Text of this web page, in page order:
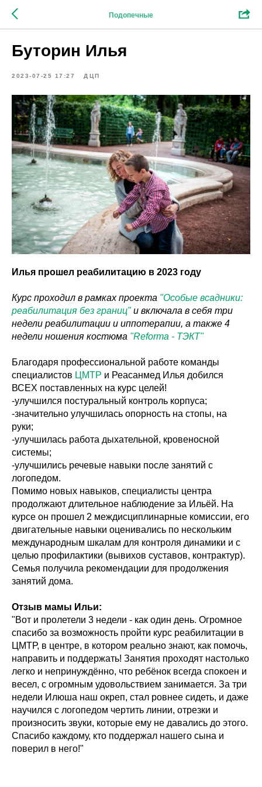
Подопечные
Буторин Илья
2023-07-25 17:27 ДЦП
Илья прошел реабилитацию в 2023 году
Курс проходил в рамках проекта "Особые всадники:
реабилитация без границ"и включала в себя три
недели реабилитации и иппотерапии, а также 4
недели ношения костюма "Reforma - ТЭКТ"
Благодаря профессиональной работе команды
специалистов ЦМТР и Реасанмед Илья добился
ВСЕХ поставленных на курс целей!
-улучшился постуральный контроль корпуса;
-значительно улучшилась опорность на стопы, на
руки;
-улучшилась работа дыхательной, кровеносной
системы;
-улучшились речевые навыки после занятий с
логопедом.
Помимо новых навыков, специалисты центра
продолжают длительное наблюдение за Ильёй. На
курсе он прошел 2 междисциплинарные комиссии, его
двигательные навыки оценивались по нескольким
международным шкалам для контроля динамики и с
целью профилактики (вывихов суставов, контрактур).
Семья получила рекомендации для продолжения
занятий дома.
Отзыв мамы Ильи:
"Вот и пролетели 3 недели - как один день. Огромное
спасибо за возможность пройти курс реабилитации в
ЦМТР, в центре, в котором реально знают, как помочь,
направить и поддержать! Занятия проходят настолько
легко и непринуждённо, что ребёнок всегда спокоен и
весел, с огромным удовольствием занимается. За три
недели Илюша наш окреп, стал ровнее сидеть, и даже
научился с логопедом чертить линии, отрезки и
произносить звуки, которые ему не давались до этого.
Спасибо каждому, кто поддержал нашего сына и
поверил в него!"